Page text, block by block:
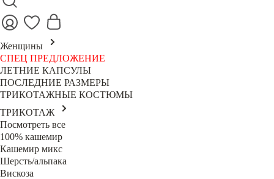
Женщины
СПЕЦ ПРЕДЛОЖЕНИЕ
ЛЕТНИЕ КАПСУЛЫ
ПОСЛЕДНИЕ РАЗМЕРЫ
ТРИКОТАЖНЫЕ КОСТЮМЫ
ТРИКОТАЖ
Посмотреть все
100% кашемир
Кашемир микс
Шерсть/альпака
Вискоза